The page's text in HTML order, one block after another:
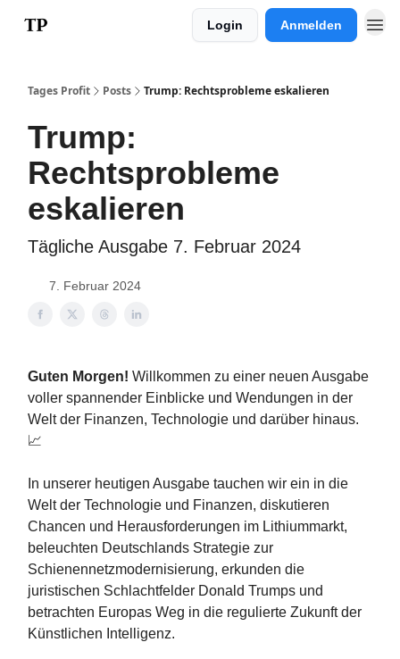
Login Anmelden
Tages Profit Posts Trump: Rechtsprobleme eskalieren
Trump:
Rechtsprobleme
eskalieren
Tägliche Ausgabe 7. Februar 2024
7. Februar 2024
Guten Morgen! Willkommen zu einer neuen Ausgabe
voller spannender Einblicke und Wendungen in der
Welt der Finanzen, Technologie und darüber hinaus.
📈
In unserer heutigen Ausgabe tauchen wir ein in die
Welt der Technologie und Finanzen, diskutieren
Chancen und Herausforderungen im Lithiummarkt,
beleuchten Deutschlands Strategie zur
Schienennetzmodernisierung, erkunden die
juristischen Schlachtfelder Donald Trumps und
betrachten Europas Weg in die regulierte Zukunft der
Künstlichen Intelligenz.